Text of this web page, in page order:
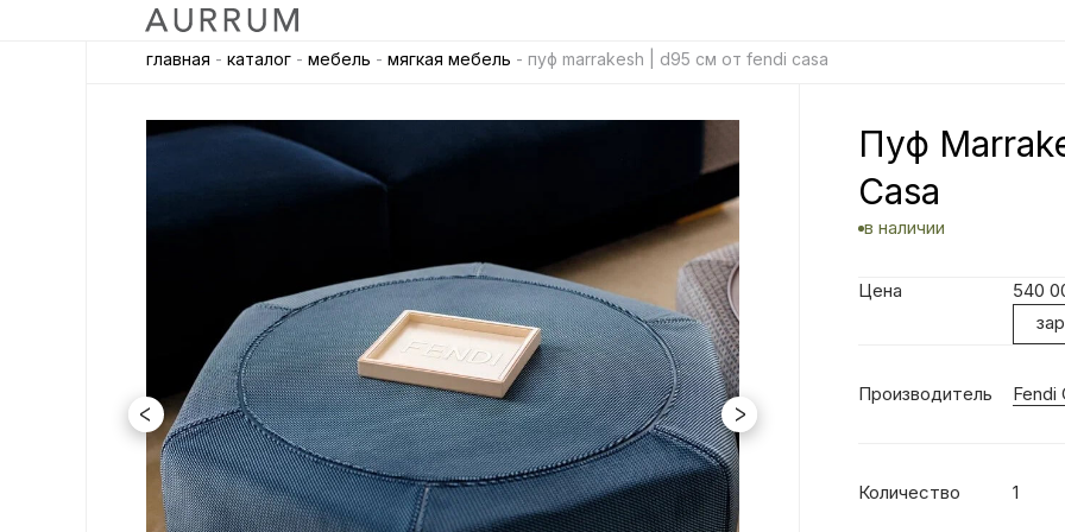
главная - каталог - мебель - мягкая мебель - пуф marrakesh | d95 см от fendi casa
Пуф
Casa
в наличии
Цена 540
Производитель Fendi
Количество 1